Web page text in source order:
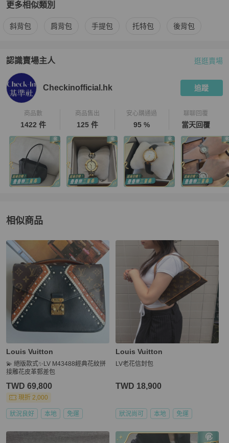
更多相似類別
更多Louis Vuitton女包 相似商品推薦
斜背包 肩背包 手提包 托特包 後背包
認識賣場主人
PopChill 拍拍圈嚴選賣家
逛逛賣場
Checkinofficial.hk 追蹤
商品數
1422 件
商品售出
125 件
安心購通過
95 %
聊聊回覆
當天回覆
相似商品
更多相似Louis Vuitton女包推薦精品
Louis Vuitton
💫 絕版款式✨LV M43488經典花紋拼
接雕花皮革郵差包
TWD 69,800
現折 2,000
狀況良好 本地 免運
Louis Vuitton
LV老花信封包
TWD 18,900
狀況尚可 本地 免運